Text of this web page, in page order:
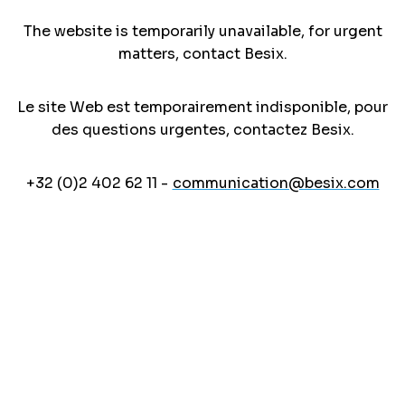
The website is temporarily unavailable, for urgent
matters, contact Besix.
Le site Web est temporairement indisponible, pour
des questions urgentes, contactez Besix.
+32 (0)2 402 62 11 - communication@besix.com